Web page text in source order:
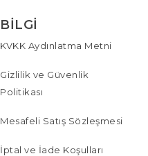
BILGI
KVKK Aydınlatma Metni
Gizlilik ve Güvenlik
Politikası
Mesafeli Satış Sözleşmesi
İptal ve İade Koşulları